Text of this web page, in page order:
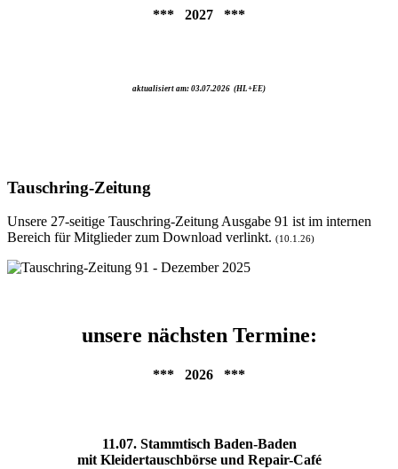
*** 2027 ***
aktualisiert am: 03.07.2026 (HL+EE)
Tauschring-Zeitung
Unsere 27-seitige Tauschring-Zeitung Ausgabe 91 ist im internen
Bereich für Mitglieder zum Download verlinkt. (10.1.26)
unsere nächsten Termine:
*** 2026 ***
11.07. Stammtisch Baden-Baden
mit Kleidertauschbörse und Repair-Café